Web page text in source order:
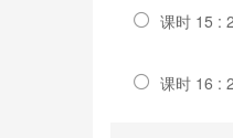
课时 15 :
课时 16 :